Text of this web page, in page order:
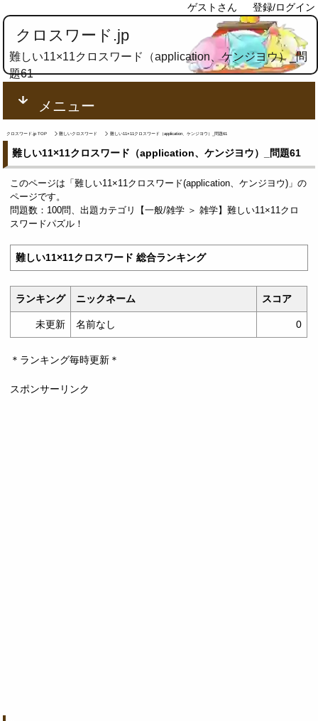
ゲストさん 登録/ログイン
クロスワード.jp
難しい11×11クロスワード（application、ケンジヨウ）_問
題61
メニュー
クロスワード.jp TOP 難しいクロスワード 難しい11×11クロスワード（application、ケンジヨウ）_問題61
難しい11×11クロスワード（application、ケンジヨウ）_問題61
このページは「難しい11×11クロスワード(application、ケンジヨウ)」の
ページです。
問題数：100問、出題カテゴリ【一般/雑学 ＞ 雑学】難しい11×11クロ
スワードパズル！
難しい11×11クロスワード 総合ランキング
ランキング ニックネーム スコア
未更新 名前なし 0
＊ランキング毎時更新＊
スポンサーリンク